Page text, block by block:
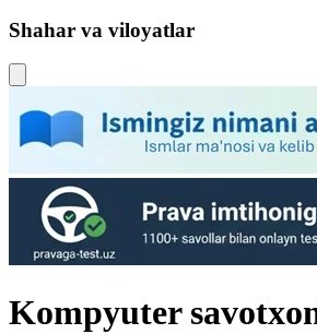
Shahar va viloyatlar
Kompyuter